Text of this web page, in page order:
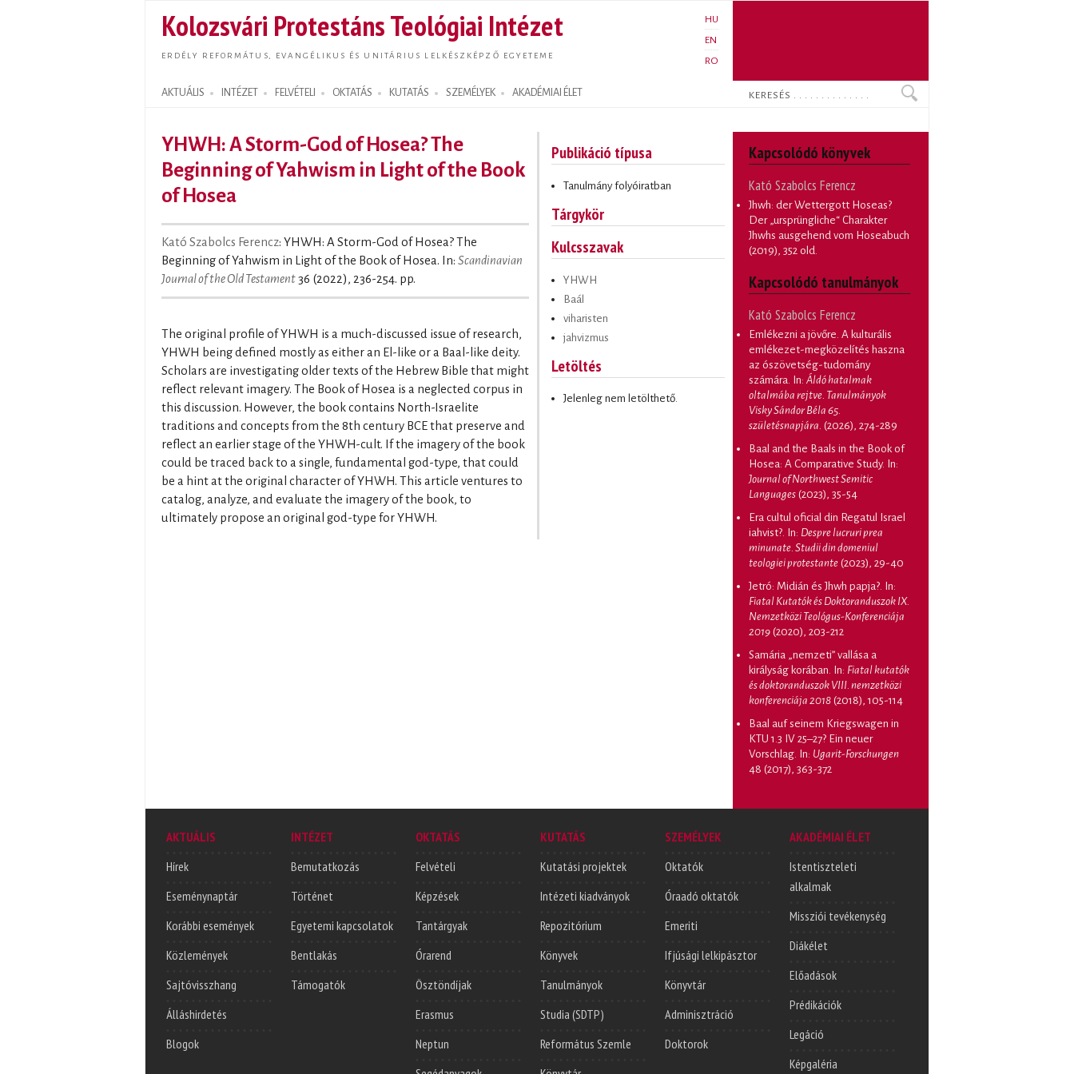
tartalomra
Kolozsvári Protestáns Teológiai Intézet
ERDÉLY REFORMÁTUS, EVANGÉLIKUS ÉS UNITÁRIUS LELKÉSZKÉPZŐ EGYETEME
HU
EN
RO
AKTUÁLIS INTÉZET FELVÉTELI OKTATÁS KUTATÁS SZEMÉLYEK AKADÉMIAI ÉLET
Search form
Keresés
YHWH: A Storm-God of Hosea? The
Beginning of Yahwism in Light of the Book
of Hosea
Kató Szabolcs Ferencz: YHWH: A Storm-God of Hosea? The
Beginning of Yahwism in Light of the Book of Hosea. In: Scandinavian
Journal of the Old Testament36 (2022), 236-254. pp.
The original profile of YHWH is a much-discussed issue of research,
YHWH being defined mostly as either an El-like or a Baal-like deity.
Scholars are investigating older texts of the Hebrew Bible that might
reflect relevant imagery. The Book of Hosea is a neglected corpus in
this discussion. However, the book contains North-Israelite
traditions and concepts from the 8th century BCE that preserve and
reflect an earlier stage of the YHWH-cult. If the imagery of the book
could be traced back to a single, fundamental god-type, that could
be a hint at the original character of YHWH. This article ventures to
catalog, analyze, and evaluate the imagery of the book, to
ultimately propose an original god-type for YHWH.
Publikáció típusa
Tanulmány folyóiratban
Tárgykör
Kulcsszavak
YHWH
Baál
viharisten
jahvizmus
Letöltés
Jelenleg nem letölthető.
Kapcsolódó könyvek
Kató Szabolcs Ferencz
Jhwh: der Wettergott Hoseas?
Der „ursprüngliche“ Charakter
Jhwhs ausgehend vom Hoseabuch
(2019), 352 old.
Kapcsolódó tanulmányok
Kató Szabolcs Ferencz
Emlékezni a jövőre. A kulturális
emlékezet-megközelítés haszna
az ószövetség-tudomány
számára . In: Áldó hatalmak
oltalmába rejtve. Tanulmányok
Visky Sándor Béla 65.
születésnapjára. (2026), 274-289
Baal and the Baals in the Book of
Hosea: A Comparative Study. In:
Journal of Northwest Semitic
Languages (2023), 35-54
Era cultul oficial din Regatul Israel
iahvist? . In: Despre lucruri prea
minunate. Studii din domeniul
teologiei protestante (2023), 29-40
Jetró: Midián és Jhwh papja? . In:
Fiatal Kutatók és Doktoranduszok IX.
Nemzetközi Teológus-Konferenciája
2019 (2020), 203-212
Samária „nemzeti” vallása a
királyság korában . In: Fiatal kutatók
és doktoranduszok VIII. nemzetközi
konferenciája 2018 (2018), 105-114
Baal auf seinem Kriegswagen in
KTU 1.3 IV 25–27? Ein neuer
Vorschlag . In: Ugarit-Forschungen
48 (2017), 363-372
AKTUÁLIS
Hírek
Eseménynaptár
Korábbi események
Közlemények
Sajtóvisszhang
Álláshirdetés
Blogok
INTÉZET
Bemutatkozás
Történet
Egyetemi kapcsolatok
Bentlakás
Támogatók
OKTATÁS
Felvételi
Képzések
Tantárgyak
Órarend
Ösztöndíjak
Erasmus
Neptun
KUTATÁS
Kutatási projektek
Intézeti kiadványok
Repozitórium
Könyvek
Tanulmányok
Studia (SDTP)
Református Szemle
SZEMÉLYEK
Oktatók
Óraadó oktatók
Emeriti
Ifjúsági lelkipásztor
Könyvtár
Adminisztráció
Doktorok
AKADÉMIAI ÉLET
Istentiszteleti
alkalmak
Missziói tevékenység
Diákélet
Előadások
Prédikációk
Legáció
Képgaléria